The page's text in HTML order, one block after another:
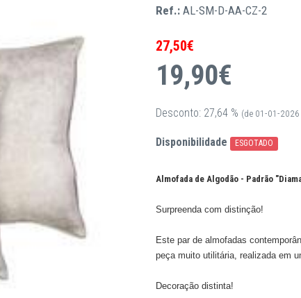
Ref.: AL-SM-D-AA-CZ-2
27,50€
19,90€
Desconto: 27,64 % (de 01-01-
Disponibilidade ESGOTADO
Almofada de Algodão - Padrão
Surpreenda com distinção!
Este par de almofadas
peça muito utilitária, realizada em
​Decoração distinta!